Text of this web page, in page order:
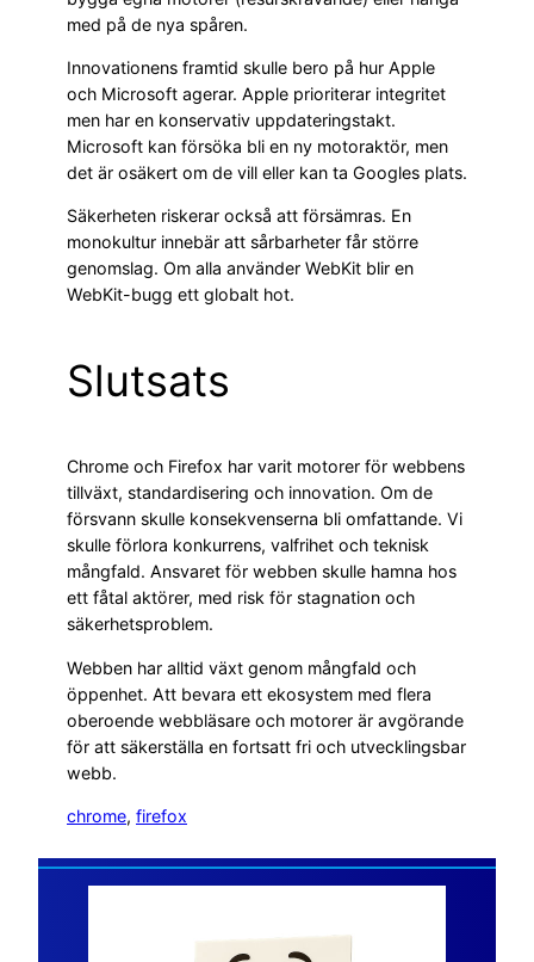
med på de nya spåren.
Innovationens framtid skulle bero på hur Apple
och Microsoft agerar. Apple prioriterar integritet
men har en konservativ uppdateringstakt.
Microsoft kan försöka bli en ny motoraktör, men
det är osäkert om de vill eller kan ta Googles plats.
Säkerheten riskerar också att försämras. En
monokultur innebär att sårbarheter får större
genomslag. Om alla använder WebKit blir en
WebKit-bugg ett globalt hot.
Slutsats
Chrome och Firefox har varit motorer för webbens
tillväxt, standardisering och innovation. Om de
försvann skulle konsekvenserna bli omfattande. Vi
skulle förlora konkurrens, valfrihet och teknisk
mångfald. Ansvaret för webben skulle hamna hos
ett fåtal aktörer, med risk för stagnation och
säkerhetsproblem.
Webben har alltid växt genom mångfald och
öppenhet. Att bevara ett ekosystem med flera
oberoende webbläsare och motorer är avgörande
för att säkerställa en fortsatt fri och utvecklingsbar
webb.
chrome, firefox